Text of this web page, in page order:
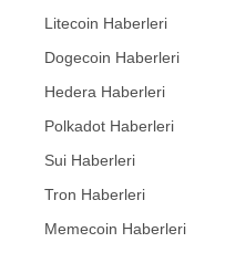
Litecoin Haberleri
Dogecoin Haberleri
Hedera Haberleri
Polkadot Haberleri
Sui Haberleri
Tron Haberleri
Memecoin Haberleri